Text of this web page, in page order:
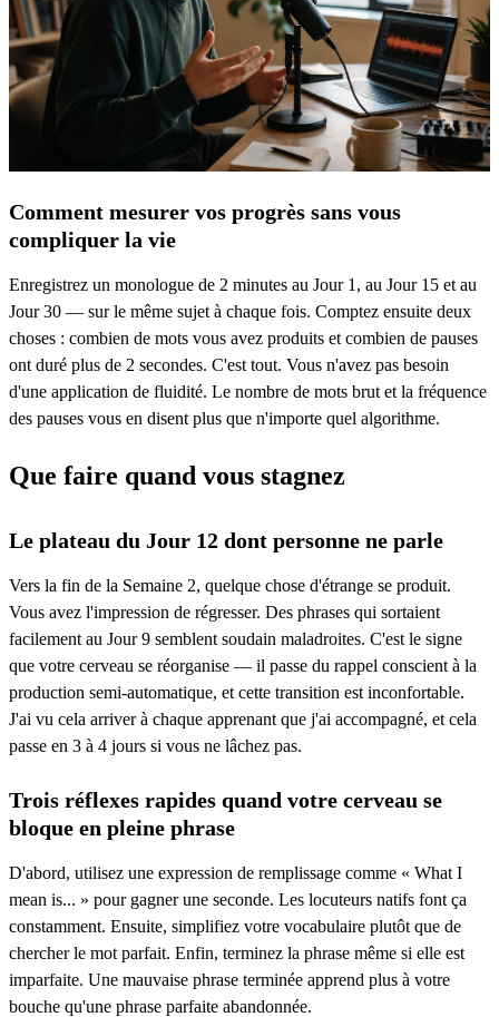
Comment mesurer vos progrès sans vous
compliquer la vie
Enregistrez un monologue de 2 minutes au Jour 1, au Jour 15 et au
Jour 30 — sur le même sujet à chaque fois. Comptez ensuite deux
choses : combien de mots vous avez produits et combien de pauses
ont duré plus de 2 secondes. C'est tout. Vous n'avez pas besoin
d'une application de fluidité. Le nombre de mots brut et la fréquence
des pauses vous en disent plus que n'importe quel algorithme.
Que faire quand vous stagnez
Le plateau du Jour 12 dont personne ne parle
Vers la fin de la Semaine 2, quelque chose d'étrange se produit.
Vous avez l'impression de régresser. Des phrases qui sortaient
facilement au Jour 9 semblent soudain maladroites. C'est le signe
que votre cerveau se réorganise — il passe du rappel conscient à la
production semi-automatique, et cette transition est inconfortable.
J'ai vu cela arriver à chaque apprenant que j'ai accompagné, et cela
passe en 3 à 4 jours si vous ne lâchez pas.
Trois réflexes rapides quand votre cerveau se
bloque en pleine phrase
D'abord, utilisez une expression de remplissage comme « What I
mean is... » pour gagner une seconde. Les locuteurs natifs font ça
constamment. Ensuite, simplifiez votre vocabulaire plutôt que de
chercher le mot parfait. Enfin, terminez la phrase même si elle est
imparfaite. Une mauvaise phrase terminée apprend plus à votre
bouche qu'une phrase parfaite abandonnée.